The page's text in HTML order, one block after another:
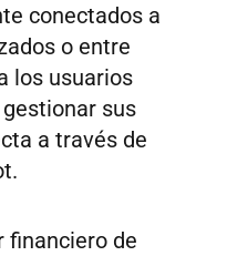
conectados a
o entre
los usuarios
sus
a través de
financiero de